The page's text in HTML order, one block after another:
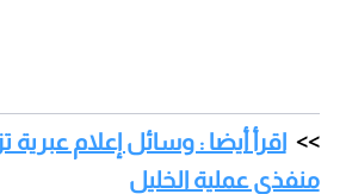
اقرأ أيضا : وسائل إعلام عبرية
منفذي عملية الخليل